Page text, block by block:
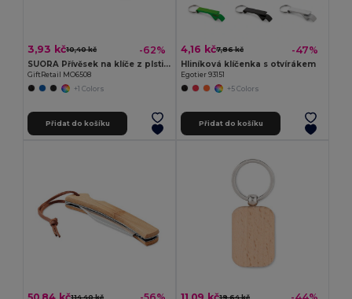
3,93 kč10,40 kč -62%
SUORA Přívěsek na klíče z plsti RPET
GiftRetail MO6508
+1 Colors
Přidat do košíku
4,16 kč7,86 kč -47%
Hliníková klíčenka s otvírákem
Egotier 93151
+5 Colors
Přidat do košíku
114,40 kč 19,64 kč